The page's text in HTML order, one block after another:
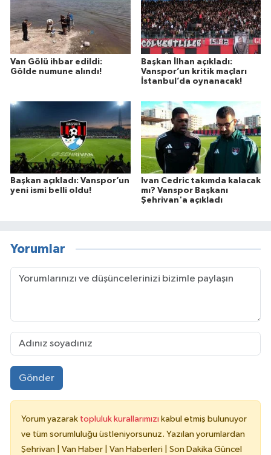
Van Gölü ihbar edildi:
Gölde numune alındı!
Başkan İlhan açıkladı:
Vanspor’un kritik maçları
İstanbul’da oynanacak!
Başkan açıkladı: Vanspor’un
yeni ismi belli oldu!
Ivan Cedric takımda kalacak
mı? Vanspor Başkanı
Şehrivan'a açıkladı
Yorumlar
Gönder
Yorum yazarak topluluk kurallarımızı kabul etmiş bulunuyor
ve tüm sorumluluğu üstleniyorsunuz. Yazılan yorumlardan
Şehrivan | Van Haber | Van Haberleri | Son Dakika Güncel